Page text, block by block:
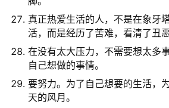
真正热爱生活的人，不是在象牙
活，而是经历了苦难，看清了丑
在没有太大压力，不需要想太多
自己想做的事情。
要努力。为了自己想要的生活，
天的风月。